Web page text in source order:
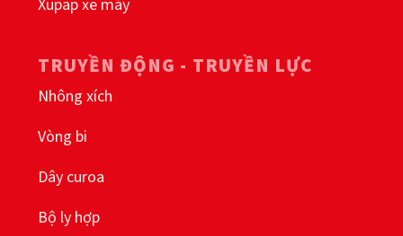
Xupap xe máy
TRUYỀN ĐỘNG - TRUYỀN LỰC
Nhông xích
Vòng bi
Dây curoa
Bộ ly hợp